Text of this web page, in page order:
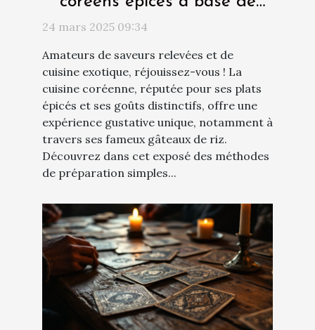
gâteau de riz
24 mars 2025 09:34
Amateurs de saveurs relevées et de
cuisine exotique, réjouissez-vous ! La
cuisine coréenne, réputée pour ses plats
épicés et ses goûts distinctifs, offre une
expérience gustative unique, notamment à
travers ses fameux gâteaux de riz.
Découvrez dans cet exposé des méthodes
de préparation simples...